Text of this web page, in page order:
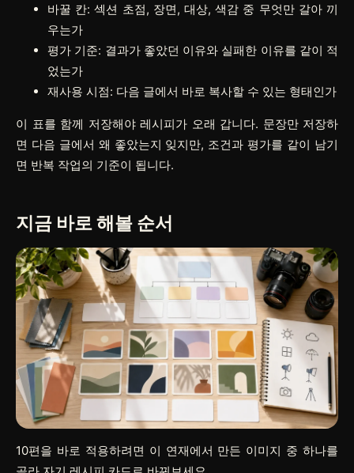
바꿀 칸: 섹션 초점, 장면, 대상, 색감 중 무엇만 갈아 끼
우는가
평가 기준: 결과가 좋았던 이유와 실패한 이유를 같이 적
었는가
재사용 시점: 다음 글에서 바로 복사할 수 있는 형태인가
이 표를 함께 저장해야 레시피가 오래 갑니다. 문장만 저장하
면 다음 글에서 왜 좋았는지 잊지만, 조건과 평가를 같이 남기
면 반복 작업의 기준이 됩니다.
지금 바로 해볼 순서
10편을 바로 적용하려면 이 연재에서 만든 이미지 중 하나를